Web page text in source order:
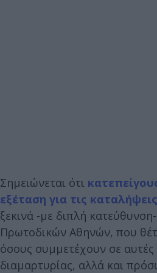
Σημειώνεται ότι
εξέταση για τις
ξεκινά -με διπλή
Πρωτοδικών Αθηνών, που
όσους συμμετέχουν σε αυτές
διαμαρτυρίας, αλλά και